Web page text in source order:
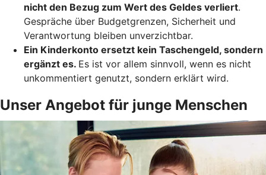
nicht den Bezug zum Wert des Geldes verliert.
Gespräche über Budgetgrenzen, Sicherheit und
Verantwortung bleiben unverzichtbar.
Ein Kinderkonto ersetzt kein Taschengeld, sondern
ergänzt es. Es ist vor allem sinnvoll, wenn es nicht
unkommentiert genutzt, sondern erklärt wird.
Unser Angebot für junge Menschen